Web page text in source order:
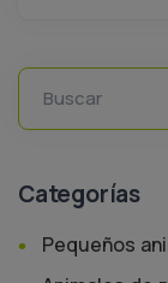
Buscar
Categorías
Pequeños